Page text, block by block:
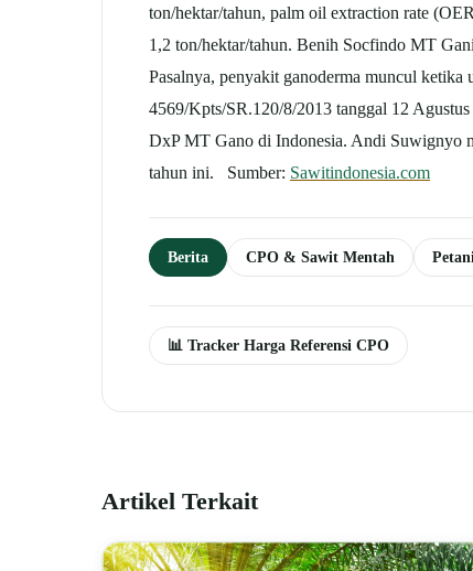
ton/hektar/tahun, palm oil extraction rate
1,2 ton/hektar/tahun. Benih Socfindo MT
Pasalnya, penyakit ganoderma muncul
4569/Kpts/SR.120/8/2013 tanggal 12
DxP MT Gano di Indonesia. Andi Suwignyo
tahun ini. Sumber: Sawitindonesia.com
Berita CPO & Sawit Mentah
📊 Tracker Harga Referensi CPO
Artikel Terkait